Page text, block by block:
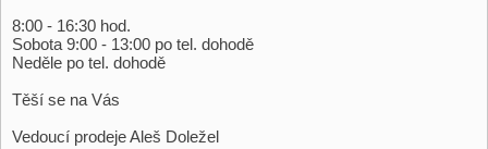
8:00 - 16:30 hod.
Sobota 9:00 - 13:00 po tel. dohodě
Neděle po tel. dohodě
Těší se na Vás
Vedoucí prodeje Aleš Doležel